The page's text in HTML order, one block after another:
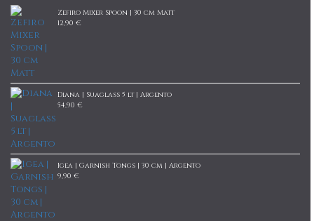
Zefiro Mixer Spoon | 30 cm Matt
12,90 €
Diana | Suaglass 5 lt | Argento
54,90 €
Igea | Garnish Tongs | 30 cm | Argento
9,90 €